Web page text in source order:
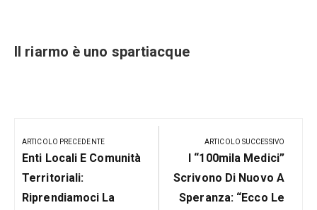
Il riarmo è uno spartiacque
articoli
ARTICOLO PRECEDENTE
Articolo
Precedente:
Enti Locali E Comunità
Territoriali:
Riprendiamoci La
ARTICOLO SUCCESSIVO
Prossimo
Post
I “100mila Medici”
Scrivono Di Nuovo A
Speranza: “Ecco Le